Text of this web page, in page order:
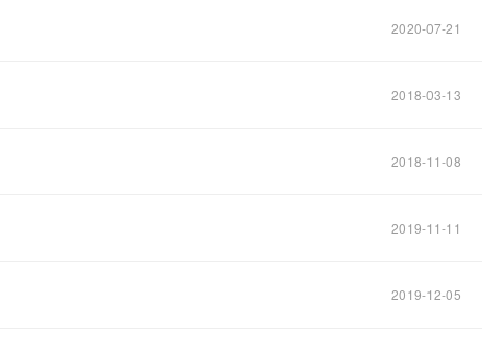
2020-07-21
2018-03-13
2018-11-08
2019-11-11
2019-12-05